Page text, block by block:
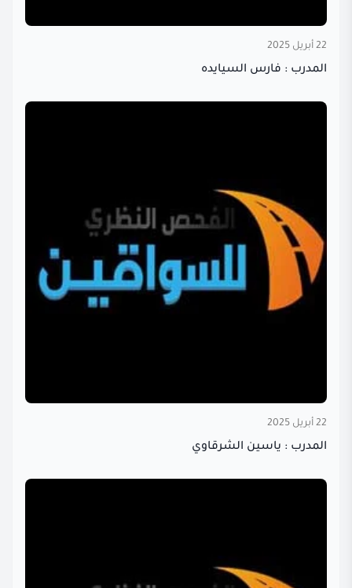
22 أبريل 2025
المدرب : فارس السيايده
22 أبريل 2025
المدرب : ياسين الشرقاوي